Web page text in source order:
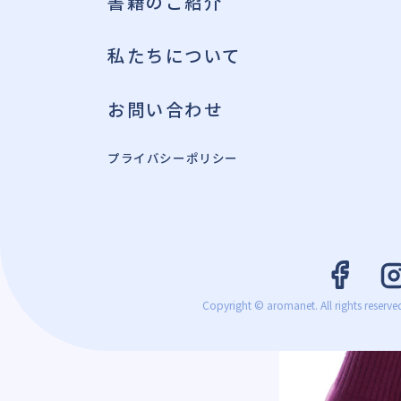
私たちについて
お問い合わせ
プライバシーポリシー
Copyright © aromanet. All rights